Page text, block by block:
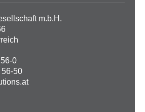
m.b.H.
0
56-50